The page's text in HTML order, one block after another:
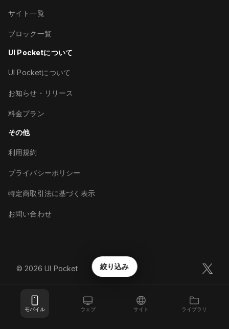
モバイル ウェブ サイト ライブラリ
絞り込み
サイト一覧
ブロック一覧
UI Pocketについて
UI Pocketについて
お知らせ・リリース
料金プラン
その他
利用規約
プライバシーポリシー
特定商取引法に基づく表示
お問い合わせ
©︎ 2026 UI Pocket